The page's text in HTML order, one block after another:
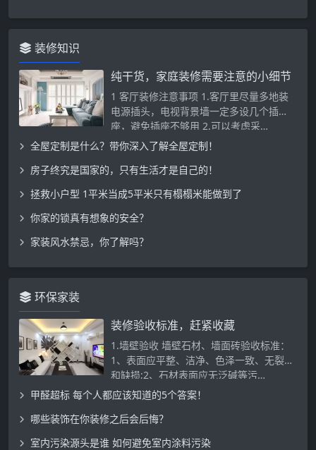
装修知识
纯干货，家庭装修需要注意的小细节
1 客厅装修注意事项 1.客厅里尽量多地装
电源插头，电视背景墙一定多设几个插
座，避免插座不够用 2.可以考虑采…
全屋定制是什么？带你深入了解全屋定制！
房子终究是国家的，只有生活才是自己的！
拯救小户型 1平米当成5平米只有榻榻米能做到了
你家的锁真有想象的安全？
家装风水禁忌，你了解吗？
环保家装
装修验收标准，赶紧收藏
1.墙壁验收 墙壁石材、墙面砖验收标准：
1、表面应平整、洁净、色泽一致、无裂痕
和缺损;2、石材表面应无泛碱等污…
甲醛超标 每个人都应该知道的5个答案！
哪些装饰在你装修之后会后悔？
室内污染源头是谁 如何避免室内涂料污染